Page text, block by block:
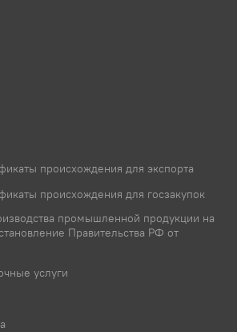
происхождения для экспорта
происхождения для госзакупок
промышленной продукции на
Правительства РФ от
услуги